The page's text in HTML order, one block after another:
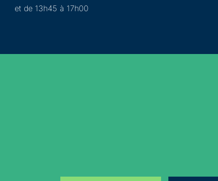
et de 13h45 à 17h00